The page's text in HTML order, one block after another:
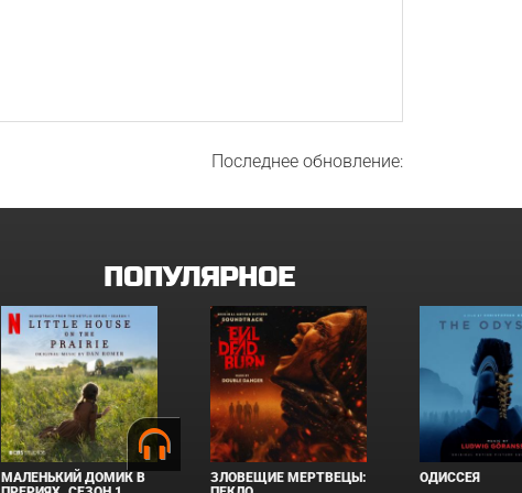
Последнее обновление:
ПОПУЛЯРНОЕ
МАЛЕНЬКИЙ ДОМИК В
ЗЛОВЕЩИЕ МЕРТВЕЦЫ:
ОДИССЕЯ